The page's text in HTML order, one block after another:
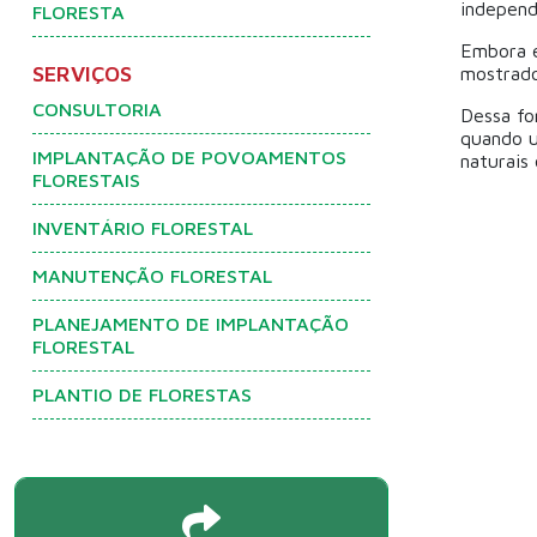
FLORESTA
SERVIÇOS
CONSULTORIA
IMPLANTAÇÃO DE POVOAMENTOS
FLORESTAIS
INVENTÁRIO FLORESTAL
MANUTENÇÃO FLORESTAL
PLANEJAMENTO DE IMPLANTAÇÃO
FLORESTAL
PLANTIO DE FLORESTAS
Embora
Dessa
quando
naturais